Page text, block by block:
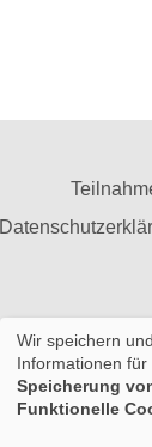
Wir speichern
Informationen
Speicherung
Funktionelle